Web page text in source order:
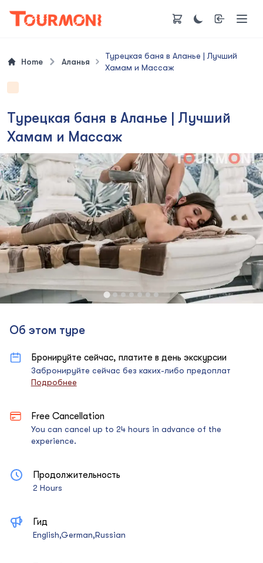
Home Аланья
Турецкая баня в Аланье | Лучший
Хамам и Массаж
Турецкая баня в Аланье | Лучший
Хамам и Массаж
Об этом туре
Бронируйте сейчас, платите в день экскурсии
Забронируйте сейчас без каких-либо предоплат
Подробнее
Free Cancellation
You can cancel up to 24 hours in advance of the
experience.
Продолжительность
2 Hours
Гид
English,German,Russian